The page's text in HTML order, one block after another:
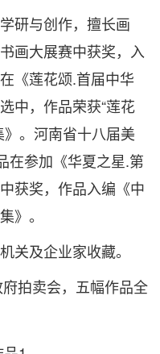
研与创作，擅长画
画大展赛中获奖，入
《莲花颂.首届中华
中，作品荣获“莲花
。河南省十八届美
在参加《华夏之星.第
获奖，作品入编《中
》。
及企业家收藏。
拍卖会，五幅作品全